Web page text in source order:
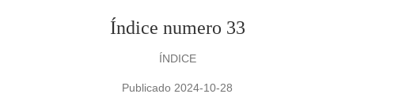
Índice numero 33
ÍNDICE
Publicado 2024-10-28